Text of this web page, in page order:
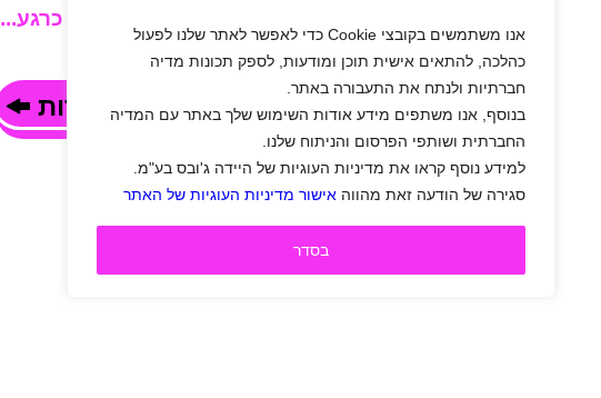
אנו משתמשים בקובצי Cookie כדי לאפשר לאתר שלנו לפעול
כהלכה, להתאים אישית תוכן ומודעות, לספק תכונות מדיה
חברתיות ולנתח את התעבורה באתר.
בנוסף, אנו משתפים מידע אודות השימוש שלך באתר עם המדיה
החברתית ושותפי הפרסום והניתוח שלנו.
למידע נוסף קראו את מדיניות העוגיות של היידה ג'ובס בע"מ.
סגירה של הודעה זאת מהווה אישור מדיניות העוגיות של האתר
בסדר
משרות פנויות בחברת מלונות דן אינן זמינות כרגע...
לחצו עלי בכדי לצפות במשרות אחרות